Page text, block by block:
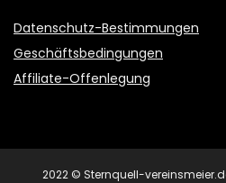
Datenschutz-Bestimmungen
Geschäftsbedingungen
Affiliate-Offenlegung
2022 © Sternquell-